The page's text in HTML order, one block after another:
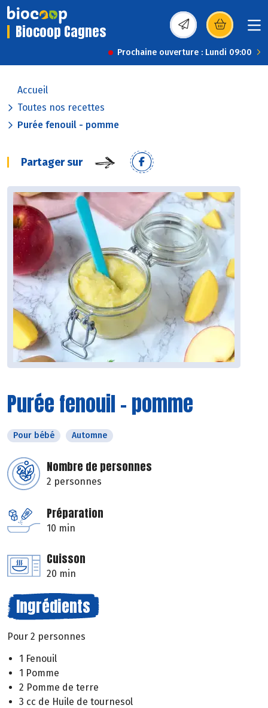
Biocoop Cagnes (s’ouvre dans une
Prochaine ouverture : Lundi 09:00
Accueil
Toutes nos recettes
Purée fenouil - pomme
Partager sur
Purée fenouil - pomme
Pour bébé Automne
Nombre de personnes
2 personnes
Préparation
10 min
Cuisson
20 min
Ingrédients
Pour 2 personnes
1 Fenouil
1 Pomme
2 Pomme de terre
3 cc de Huile de tournesol